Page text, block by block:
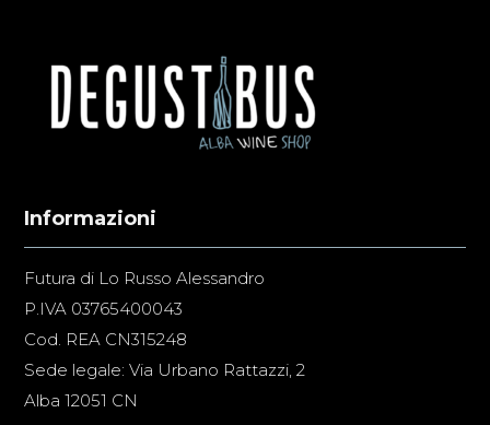
Informazioni
Futura di Lo Russo Alessandro
P.IVA 03765400043
Cod. REA CN315248
Sede legale: Via Urbano Rattazzi, 2
Alba 12051 CN